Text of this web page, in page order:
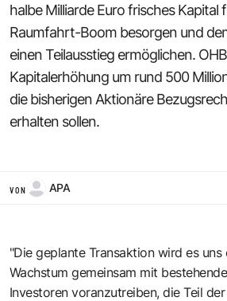
halbe Milliarde Euro frisches
Raumfahrt-Boom besorgen und
einen Teilausstieg ermöglichen.
Kapitalerhöhung um rund 500
die bisherigen Aktionäre
erhalten sollen.
VON APA
"Die geplante Transaktion wird es uns
Wachstum gemeinsam mit
Investoren voranzutreiben, die Teil